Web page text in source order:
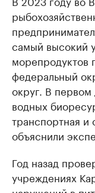
самый высокий
морепродуктов
федеральный
округ. В первом
водных
транспортная и
объяснили
Год назад
учреждениях